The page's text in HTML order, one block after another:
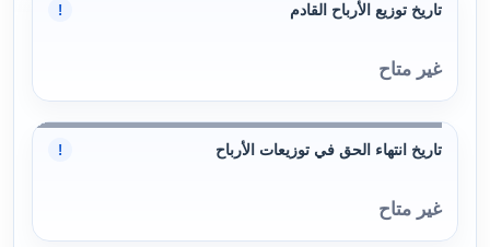
تاريخ توزيع الأرباح القادم !
غير متاح
تاريخ انتهاء الحق في توزيعات الأرباح !
غير متاح